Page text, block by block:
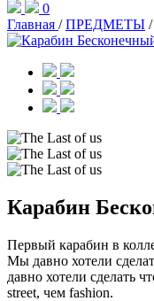
0
Главная /ПРЕДМЕТЫ /
Карабин
Первый карабин в
Мы давно хотели
давно хотели сделать
street, чем fashion.